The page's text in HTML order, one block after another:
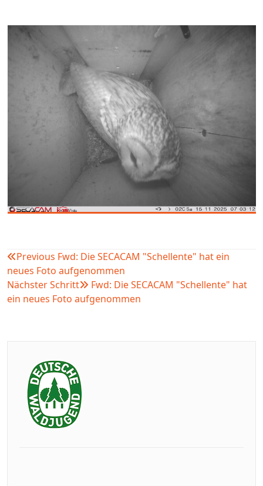
Beitragsnavigation
Previous Fwd: Die SECACAM "Schellente" hat ein
neues Foto aufgenommen
Nächster Schritt
Fwd: Die SECACAM "Schellente" hat
ein neues Foto aufgenommen